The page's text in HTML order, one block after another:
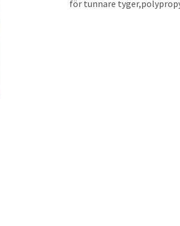
för tunnare